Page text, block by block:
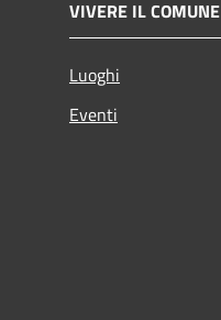
VIVERE IL COMUNE
Luoghi
Eventi